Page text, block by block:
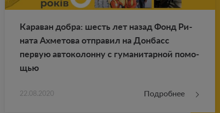
Ка­ра­ван добра: шесть лет назад Фонд Ри­
на­та Ах­ме­то­ва от­пра­вил на Дон­басс
первую ав­то­ко­лон­ну с гу­ма­ни­тар­ной по­мо­
щью
22.08.2020 Подробнее